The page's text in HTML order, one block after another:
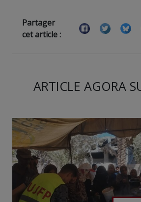
Partager
cet article :
ARTICLE AGORA